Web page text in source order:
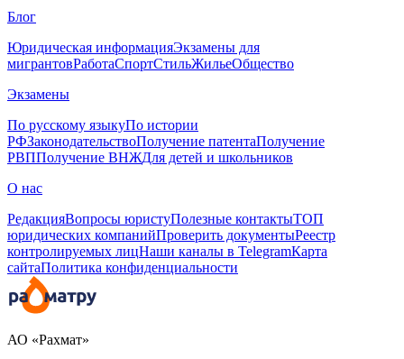
Блог
Юридическая информацияЭкзамены для
мигрантовРаботаСпортСтильЖильеОбщество
Экзамены
По русскому языкуПо истории
РФЗаконодательствоПолучение патентаПолучение
РВППолучение ВНЖДля детей и школьников
О нас
РедакцияВопросы юристуПолезные контактыТОП
юридических компанийПроверить документыРеестр
контролируемых лицНаши каналы в TelegramКарта
сайтаПолитика конфиденциальности
АО «Рахмат»